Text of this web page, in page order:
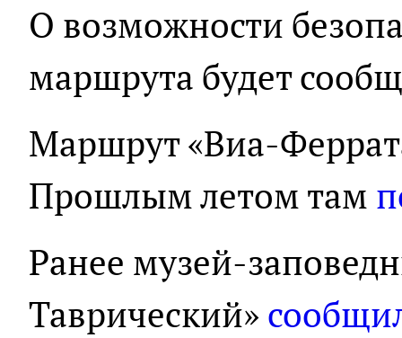
О возможности
маршрута будет
Маршрут «Виа-
Прошлым летом там
Ранее музей-
Таврический»